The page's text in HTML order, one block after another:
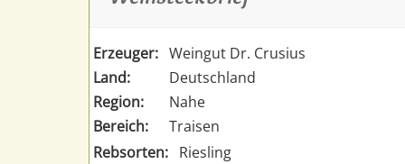
Erzeuger: Weingut Dr. Crusius
Land:
Deutschland
Region:
Nahe
Bereich:
Traisen
Rebsorten: Riesling